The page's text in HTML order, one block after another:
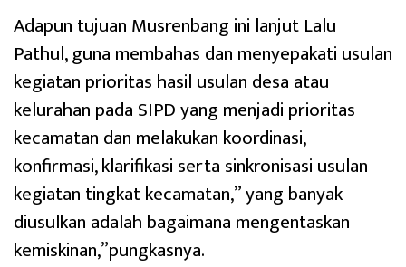
Adapun tujuan Musrenbang ini lanjut Lalu
Pathul, guna membahas dan menyepakati usulan
kegiatan prioritas hasil usulan desa atau
kelurahan pada SIPD yang menjadi prioritas
kecamatan dan melakukan koordinasi,
konfirmasi, klarifikasi serta sinkronisasi usulan
kegiatan tingkat kecamatan,” yang banyak
diusulkan adalah bagaimana mengentaskan
kemiskinan,”pungkasnya.